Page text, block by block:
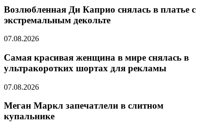
Возлюбленная Ди Каприо снялась в платье с
экстремальным декольте
07.08.2026
Самая красивая женщина в мире снялась в
ультракоротких шортах для рекламы
07.08.2026
Меган Маркл запечатлели в слитном
купальнике